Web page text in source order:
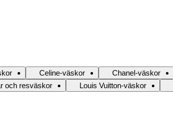
Celine-väskor Chanel-väskor
och resväskor Louis Vuitton-väskor